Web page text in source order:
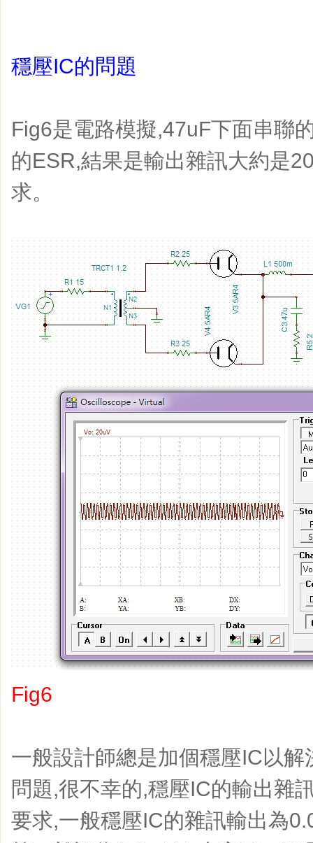
穩壓IC的問題
Fig6是電路模擬,47uF下面串聯
的ESR,結果是輸出雜訊大約是
求。
Fig6
一般設計師總是加個穩壓IC以
問題,很不幸的,穩壓IC的輸出雜
要求,一般穩壓IC的雜訊輸出為